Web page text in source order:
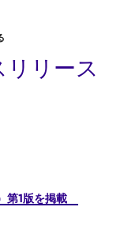
リース
第1版を掲載